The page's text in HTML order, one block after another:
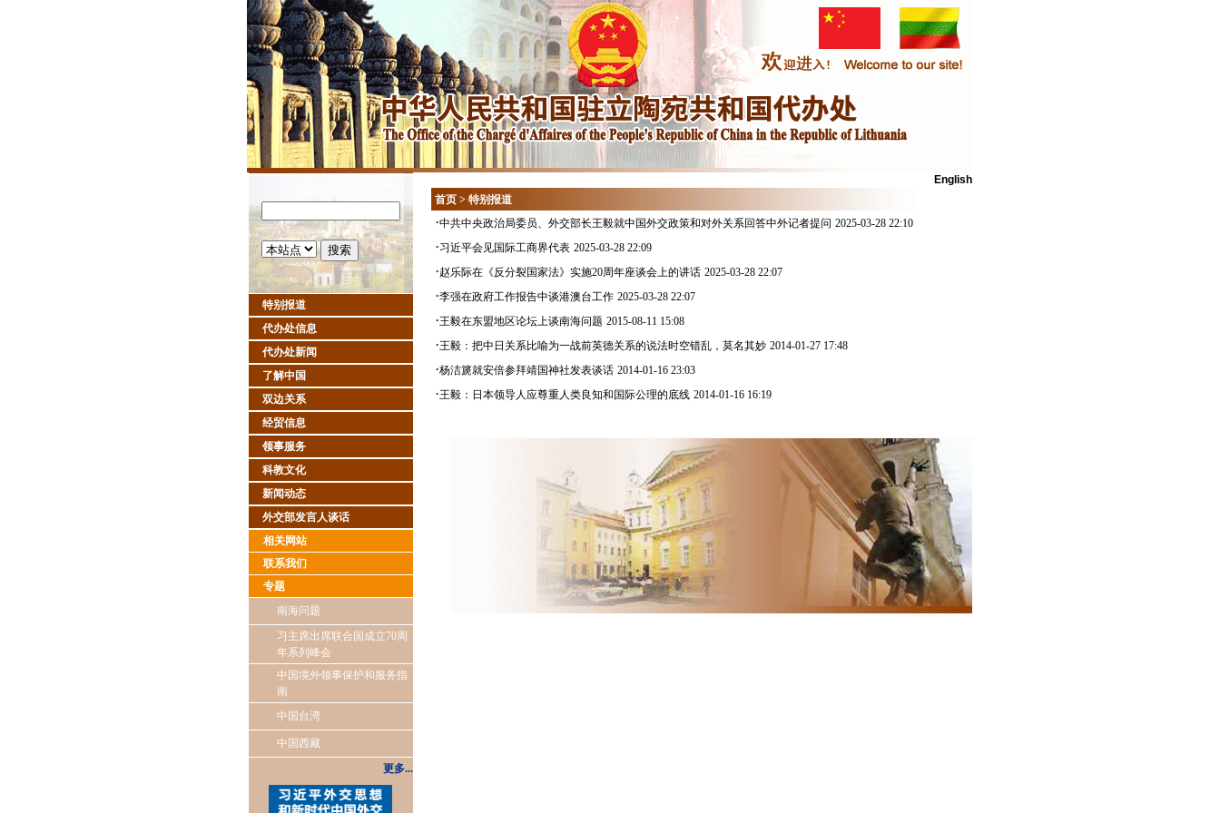
特别报道
代办处信息
代办处新闻
了解中国
双边关系
经贸信息
领事服务
科教文化
新闻动态
外交部发言人谈话
相关网站
联系我们
专题
南海问题
习主席出席联合国成立70周
年系列峰会
中国境外领事保护和服务指
南
中国台湾
中国西藏
更多...
English
首页> 特别报道
·中共中央政治局委员、外交部长王毅就中国外交政策和对外关系回答中外记者提问 2025-03-28 22:10
·习近平会见国际工商界代表 2025-03-28 22:09
·赵乐际在《反分裂国家法》实施20周年座谈会上的讲话 2025-03-28 22:07
·李强在政府工作报告中谈港澳台工作 2025-03-28 22:07
·王毅在东盟地区论坛上谈南海问题 2015-08-11 15:08
·王毅：把中日关系比喻为一战前英德关系的说法时空错乱，莫名其妙 2014-01-27 17:48
·杨洁篪就安倍参拜靖国神社发表谈话 2014-01-16 23:03
·王毅：日本领导人应尊重人类良知和国际公理的底线 2014-01-16 16:19